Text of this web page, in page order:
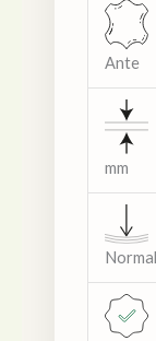
Ante
mm
Normal